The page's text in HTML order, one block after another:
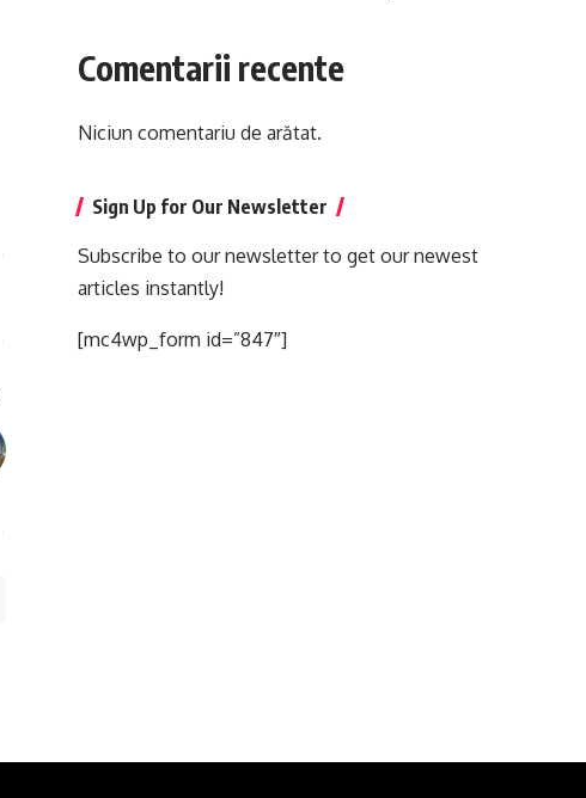
Comentarii recente
Niciun comentariu de arătat.
Sign Up for Our Newsletter
Subscribe to our newsletter to get our newest
articles instantly!
[mc4wp_form id=”847″]